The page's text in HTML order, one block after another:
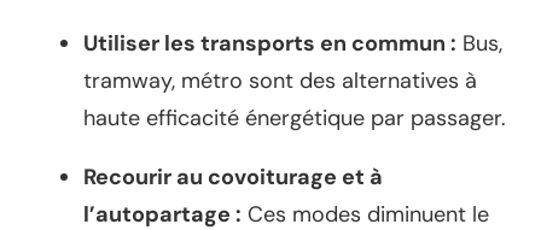
Utiliser les transports en commun : Bus,
tramway, métro sont des alternatives à
haute efficacité énergétique par passager.
Recourir au covoiturage et à
l’autopartage : Ces modes diminuent le